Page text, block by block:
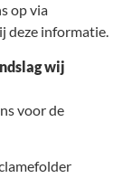
op via
deze informatie.
wij
voor de